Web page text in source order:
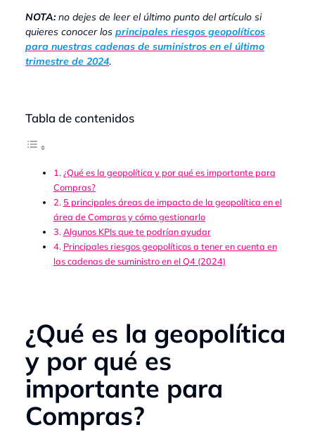
NOTA:no dejes de leer el último punto del artículo si
quieres conocer los principales riesgos geopolíticos
para nuestras cadenas de suministros en el último
trimestre de 2024.
Tabla de contenidos
¿Qué es la geopolítica y por qué es importante para
Compras?
5 principales áreas de impacto de la geopolítica en el
área de Compras y cómo gestionarlo
Algunos KPIs que te podrían ayudar
Principales riesgos geopolíticos a tener en cuenta en
las cadenas de suministro en el Q4 (2024)
¿Qué es la geopolítica
y por qué es
importante para
Compras?